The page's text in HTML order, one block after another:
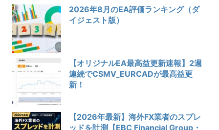
2026年8月のEA評価ランキング（ダ
イジェスト版）
【オリジナルEA最高益更新速報】2週
連続でCSMV_EURCADが最高益更
新！
【2026年最新】海外FX業者のスプレ
ッドを計測【EBC Financial Group・